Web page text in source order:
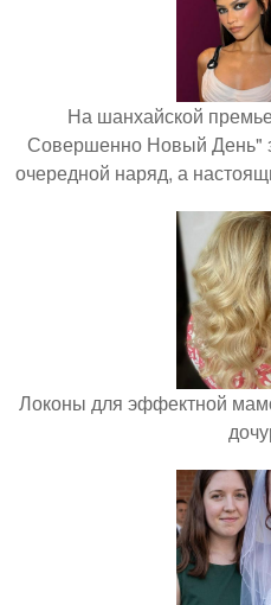
На шанхайской
Совершенно Новый День"
очередной наряд, а
Локоны для эффектной